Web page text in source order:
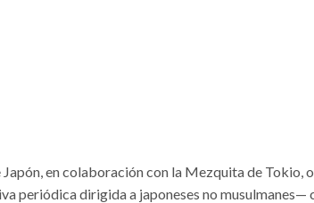
en colaboración con la Mezquita de Tokio,
periódica dirigida a japoneses no musulmanes—